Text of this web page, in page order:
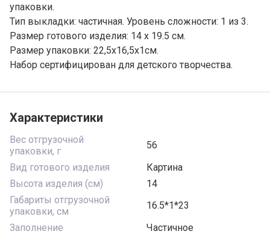
упаковки.
Тип выкладки: частичная. Уровень сложности: 1 из 3.
Размер готового изделия: 14 х 19.5 см.
Размер упаковки: 22,5х16,5х1см.
Набор сертифицирован для детского творчества.
Характеристики
Вес отгрузочной
упаковки, г
56
Вид готового изделия
Картина
Высота изделия (см)
14
Габариты отгрузочной
упаковки, см
16.5*1*23
Заполнение
Частичное